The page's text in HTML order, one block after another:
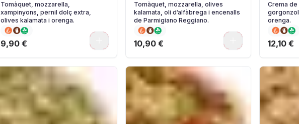
Tomàquet, mozzarella,
xampinyons, pernil dolç extra,
olives kalamata i orenga.
9,90 €
Tomàquet, mozzarella, olives
kalamata, oli d’alfàbrega i encenalls
de Parmigiano Reggiano.
10,90 €
Crema de
orenga.
12,10 €